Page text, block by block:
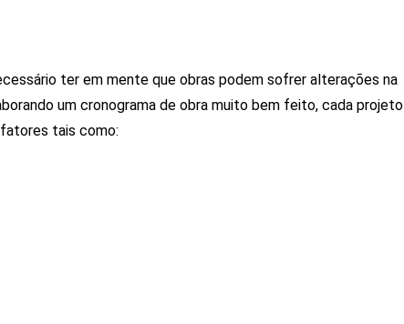
ter em mente que obras podem sofrer alterações na
um cronograma de obra muito bem feito, cada projeto
tais como: